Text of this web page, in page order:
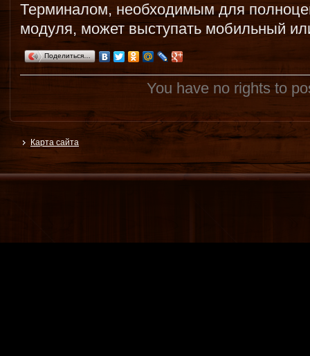
Терминалом, необходимым для
модуля, может выступать мобильный
Поделиться…
You have no rights to
Карта сайта